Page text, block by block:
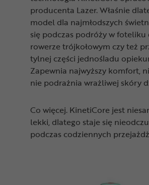
producenta Lazer. Właśnie
model dla najmłodszych
się podczas podróży w foteliku
rowerze trójkołowym czy też
tylnej części jednośladu
Zapewnia najwyższy komfort,
nie podrażnia wrażliwej skóry
Co więcej. KinetiCore jest
lekki, dlatego staje się
podczas codziennych